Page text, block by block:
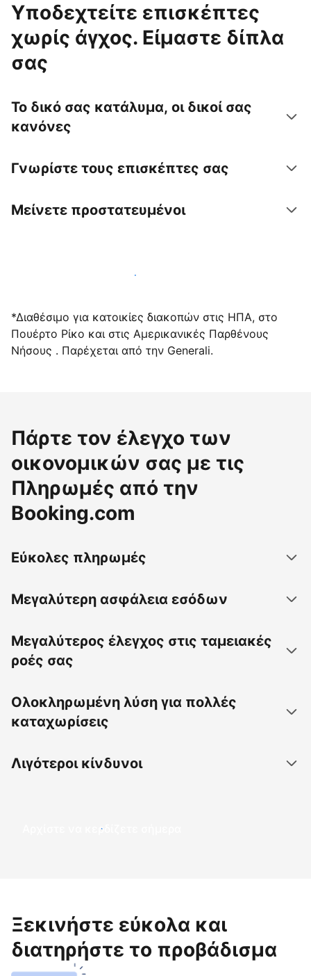
Υποδεχτείτε επισκέπτες
χωρίς άγχος. Είμαστε δίπλα
σας
Το δικό σας κατάλυμα, οι δικοί σας
κανόνες
Γνωρίστε τους επισκέπτες σας
Μείνετε προστατευμένοι
Υποδεχτείτε επισκέπτες μαζί μας σήμερα
*Διαθέσιμο για κατοικίες διακοπών στις ΗΠΑ, στο
Πουέρτο Ρίκο και στις Αμερικανικές Παρθένους
Νήσους . Παρέχεται από την Generali.
Πάρτε τον έλεγχο των
οικονομικών σας με τις
Πληρωμές από την
Booking.com
Εύκολες πληρωμές
Μεγαλύτερη ασφάλεια εσόδων
Μεγαλύτερος έλεγχος στις ταμειακές
ροές σας
Ολοκληρωμένη λύση για πολλές
καταχωρίσεις
Λιγότεροι κίνδυνοι
Αρχίστε να κερδίζετε σήμερα
Ξεκινήστε εύκολα και
διατηρήστε το προβάδισμα